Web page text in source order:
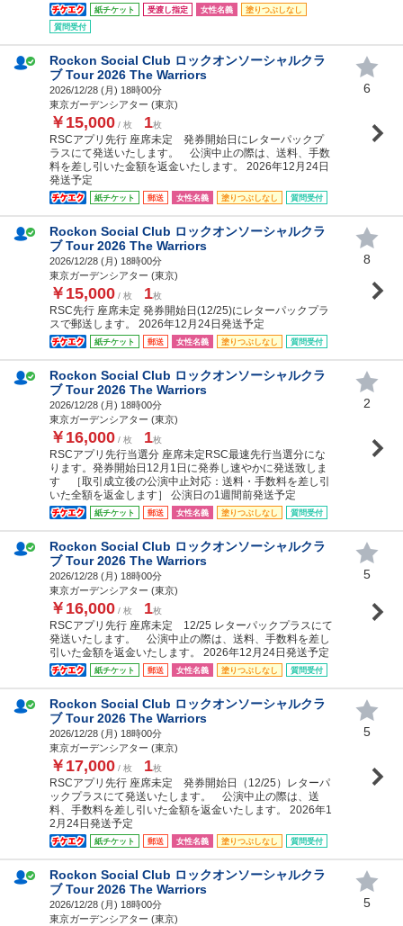
紙チケット 受渡し指定 女性名義
塗りつぶしなし
質問受付
Rockon Social Club ロックオンソーシャルクラ
ブ Tour 2026 The Warriors
2026/12/28 (月) 18時00分
東京ガーデンシアター (東京)
￥15,000 / 枚 1枚
RSCアプリ先行 座席未定 発券開始日にレターパックプ
ラスにて発送いたします。 公演中止の際は、送料、手数
料を差し引いた金額を返金いたします。 2026年12月24日
発送予定
紙チケット 郵送 女性名義 塗りつぶしなし 質問受付
6
Rockon Social Club ロックオンソーシャルクラ
ブ Tour 2026 The Warriors
2026/12/28 (月) 18時00分
東京ガーデンシアター (東京)
￥15,000 / 枚 1枚
RSC先行 座席未定 発券開始日(12/25)にレターパックプラ
スで郵送します。 2026年12月24日発送予定
紙チケット 郵送 女性名義 塗りつぶしなし 質問受付
8
Rockon Social Club ロックオンソーシャルクラ
ブ Tour 2026 The Warriors
2026/12/28 (月) 18時00分
東京ガーデンシアター (東京)
￥16,000 / 枚 1枚
RSCアプリ先行当選分 座席未定RSC最速先行当選分にな
ります。発券開始日12月1日に発券し速やかに発送致しま
す ［取引成立後の公演中止対応：送料・手数料を差し引
いた全額を返金します］ 公演日の1週間前発送予定
紙チケット 郵送 女性名義 塗りつぶしなし 質問受付
2
Rockon Social Club ロックオンソーシャルクラ
ブ Tour 2026 The Warriors
2026/12/28 (月) 18時00分
東京ガーデンシアター (東京)
￥16,000 / 枚 1枚
RSCアプリ先行 座席未定 12/25 レターパックプラスにて
発送いたします。 公演中止の際は、送料、手数料を差し
引いた金額を返金いたします。 2026年12月24日発送予定
紙チケット 郵送 女性名義 塗りつぶしなし 質問受付
5
Rockon Social Club ロックオンソーシャルクラ
ブ Tour 2026 The Warriors
2026/12/28 (月) 18時00分
東京ガーデンシアター (東京)
￥17,000 / 枚 1枚
RSCアプリ先行 座席未定 発券開始日（12/25）レターパ
ックプラスにて発送いたします。 公演中止の際は、送
料、手数料を差し引いた金額を返金いたします。 2026年1
2月24日発送予定
紙チケット 郵送 女性名義 塗りつぶしなし 質問受付
5
Rockon Social Club ロックオンソーシャルクラ
ブ Tour 2026 The Warriors
2026/12/28 (月) 18時00分
東京ガーデンシアター (東京)
5